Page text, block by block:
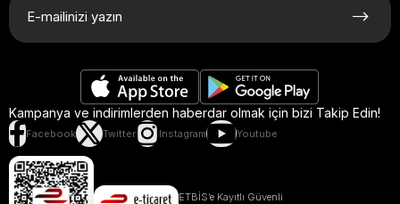
Kampanya ve indirimlerden haberdar olmak için bizi Takip Edin!
Facebook Twitter Instagram Youtube
ETBİS’e Kayıtlı Güvenli